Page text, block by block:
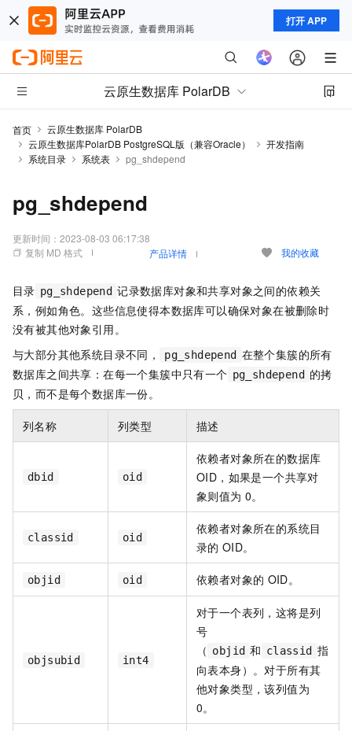
打开 APP
云原生数据库 PolarDB
首页
云原生数据库 PolarDB
云原生数据库PolarDB PostgreSQL版（兼容Oracle）
开发指南
系统目录
系统表 pg_shdepend
pg_shdepend
更新时间： 2023-08-03 06:17:38
复制 MD 格式
产品详情 我的收藏
目录 pg_shdepend 记录数据库对象和共享对象之间的依赖关
系，例如角色。这些信息使得本数据库可以确保对象在被删除时
没有被其他对象引用。
与大部分其他系统目录不同，
pg_shdepend 在整个集簇的所有
数据库之间共享：在每一个集簇中只有一个 pg_shdepend 的拷
贝，而不是每个数据库一份。
列名称 列类型 描述
dbid oid
依赖者对象所在的数据库
OID，如果是一个共享对
象则值为 0。
classid oid
依赖者对象所在的系统目
录的 OID。
objid oid 依赖者对象的 OID。
objsubid int4
对于一个表列，这将是列
号
（ objid 和 classid 指
向表本身）。对于所有其
他对象类型，该列值为
0。